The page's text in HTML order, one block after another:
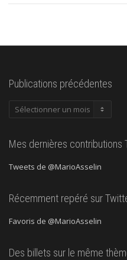
Publications précédentes
Publications
Mes dernières contributions
Tweets de @MarioAsselin
Récemment repéré sur
Favoris de @MarioAsselin
Des billets sur le même